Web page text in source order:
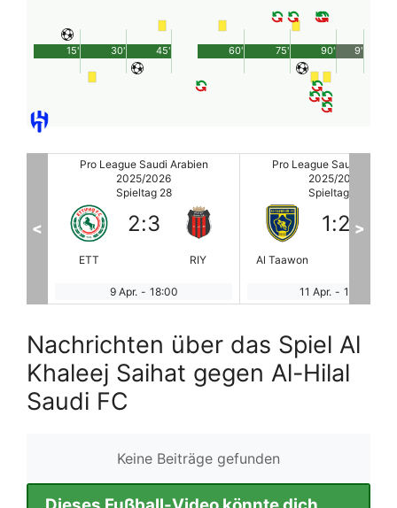
45'
15' 30' 90'
60' 75' 9'
Pro League Saudi Arabien
2025/2026
Spieltag 28
Al Taawon
1:2
Al Kholood
11 Apr. - 16:00
Pro League Saudi
2025/2026
Spieltag 28
Al Najma
2:1
11 Apr. - 16:00
< >
Nachrichten über das Spiel Al
Khaleej Saihat gegen Al-Hilal
Saudi FC
Keine Beiträge gefunden